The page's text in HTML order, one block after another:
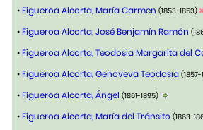
•Figueroa Alcorta, María Carmen (1853-1853)
•Figueroa Alcorta, José Benjamín Ramón
•Figueroa Alcorta, Teodosia Margarita del
•Figueroa Alcorta, Genoveva Teodosia
•Figueroa Alcorta, Ángel (1861-1895)
•Figueroa Alcorta, María del Tránsito (1863-